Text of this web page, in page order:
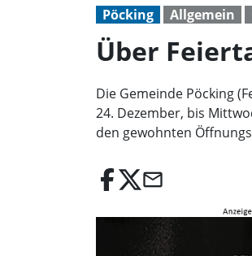
Pöcking Allgemein
Über
Die Gemeinde Pöcking
24. Dezember, bis
den gewohnten
email